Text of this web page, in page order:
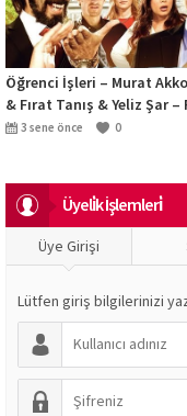
Öğrenci İşleri – Murat
& Fırat Tanış & Yeliz Şar –
HD3 sene önce 0
Üyeli̇k İşlemleri̇
Üye Girişi
Lütfen giriş bilgilerinizi